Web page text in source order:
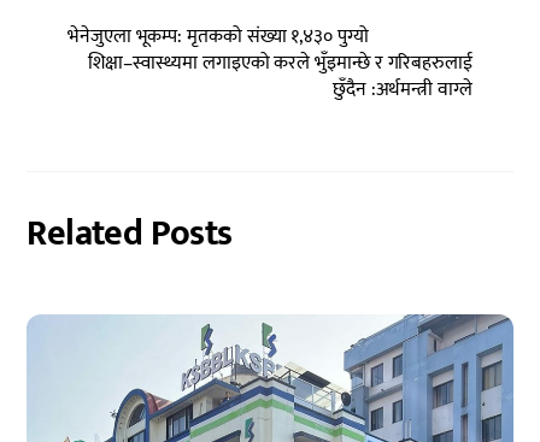
भेनेजुएला भूकम्प: मृतकको संख्या १,४३० पुग्यो
शिक्षा–स्वास्थ्यमा लगाइएको करले भुँइमान्छे र गरिबहरुलाई
छुँदैन :अर्थमन्त्री वाग्ले
Related Posts